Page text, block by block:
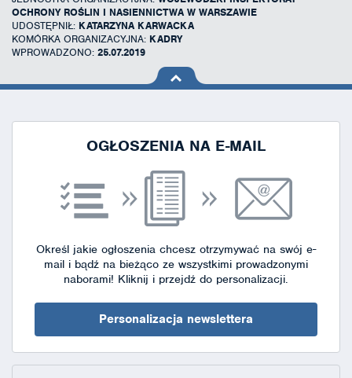
OCHRONY ROŚLIN I NASIENNICTWA W WARSZAWIE
UDOSTĘPNIŁ: KATARZYNA KARWACKA
KOMÓRKA ORGANIZACYJNA: KADRY
WPROWADZONO: 25.07.2019
na górę
OGŁOSZENIA NA E-MAIL
Określ jakie ogłoszenia chcesz otrzymywać na swój e-
mail i bądź na bieżąco ze wszystkimi prowadzonymi
naborami! Kliknij i przejdź do personalizacji.
Personalizacja newslettera